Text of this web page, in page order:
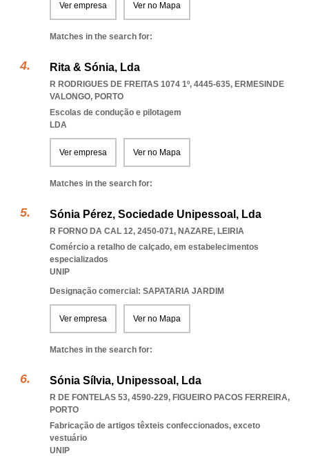
Ver empresa Ver no Mapa
Matches in the search for:
Rita & Sónia, Lda
R RODRIGUES DE FREITAS 1074 1º, 4445-635, ERMESINDE
VALONGO, PORTO
Escolas de condução e pilotagem
LDA
Ver empresa Ver no Mapa
Matches in the search for:
Sónia Pérez, Sociedade Unipessoal, Lda
R FORNO DA CAL 12, 2450-071, NAZARE, LEIRIA
Comércio a retalho de calçado, em estabelecimentos
especializados
UNIP
Designação comercial: SAPATARIA JARDIM
Ver empresa Ver no Mapa
Matches in the search for:
Sónia Sílvia, Unipessoal, Lda
R DE FONTELAS 53, 4590-229, FIGUEIRO PACOS FERREIRA,
PORTO
Fabricação de artigos têxteis confeccionados, exceto
vestuário
UNIP